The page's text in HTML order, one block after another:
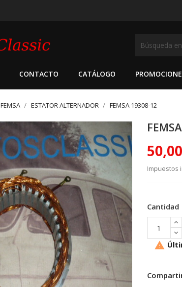
CONTACTO CATÁLOGO
FEMSA ESTATOR ALTERNADOR FEMSA 19308-12
Impuestos
Cantidad
